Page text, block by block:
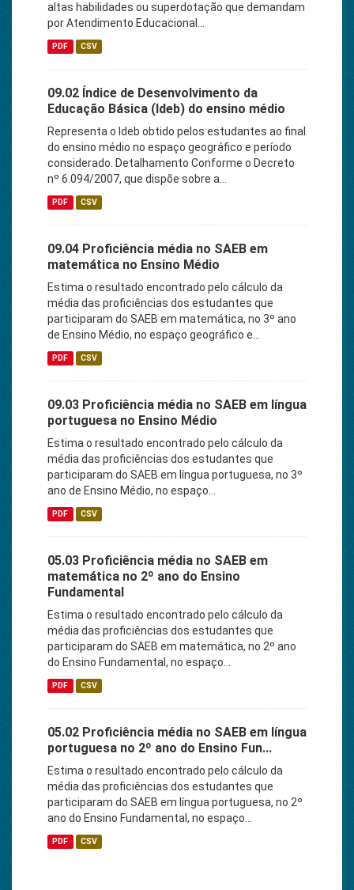
altas habilidades ou superdotação que demandam
por Atendimento Educacional...
PDF CSV
09.02 Índice de Desenvolvimento da
Educação Básica (Ideb) do ensino médio
Representa o Ideb obtido pelos estudantes ao final
do ensino médio no espaço geográfico e período
considerado. Detalhamento Conforme o Decreto
nº 6.094/2007, que dispõe sobre a...
PDF CSV
09.04 Proficiência média no SAEB em
matemática no Ensino Médio
Estima o resultado encontrado pelo cálculo da
média das proficiências dos estudantes que
participaram do SAEB em matemática, no 3º ano
de Ensino Médio, no espaço geográfico e...
PDF CSV
09.03 Proficiência média no SAEB em língua
portuguesa no Ensino Médio
Estima o resultado encontrado pelo cálculo da
média das proficiências dos estudantes que
participaram do SAEB em língua portuguesa, no 3º
ano de Ensino Médio, no espaço...
PDF CSV
05.03 Proficiência média no SAEB em
matemática no 2º ano do Ensino
Fundamental
Estima o resultado encontrado pelo cálculo da
média das proficiências dos estudantes que
participaram do SAEB em matemática, no 2º ano
do Ensino Fundamental, no espaço...
PDF CSV
05.02 Proficiência média no SAEB em língua
portuguesa no 2º ano do Ensino Fun...
Estima o resultado encontrado pelo cálculo da
média das proficiências dos estudantes que
participaram do SAEB em língua portuguesa, no 2º
ano do Ensino Fundamental, no espaço...
PDF CSV